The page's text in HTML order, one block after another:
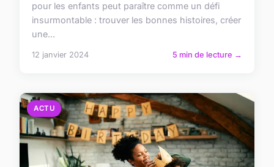
pour les enfants peut paraître comme un défi
insurmontable : trouver les bonnes histoires, créer
une...
12 janvier 2024 5 min de lecture →
ACTU